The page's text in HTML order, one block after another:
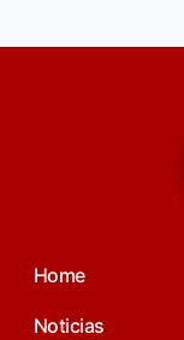
Home
Noticias